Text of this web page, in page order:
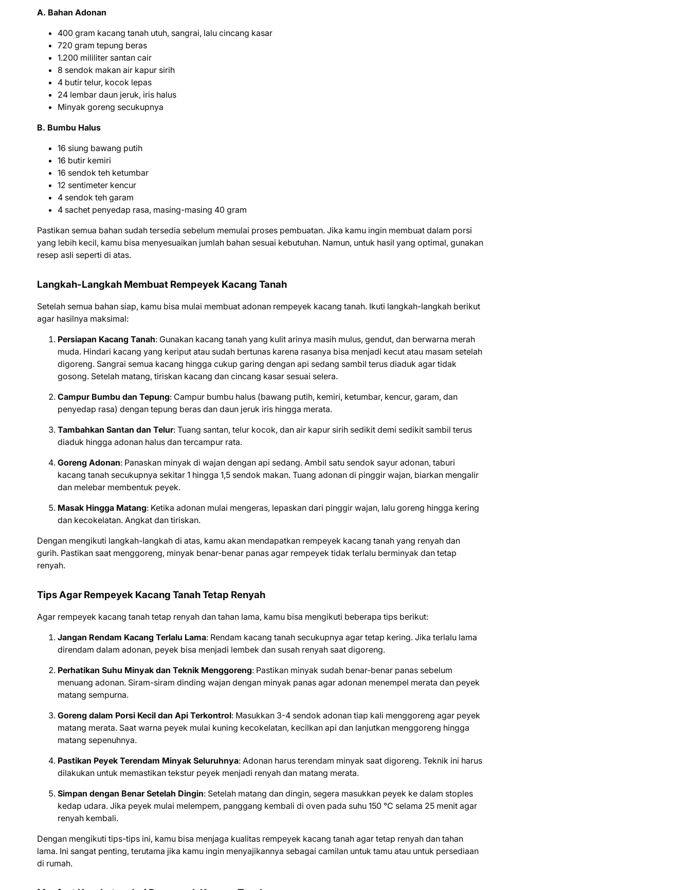
A. Bahan Adonan
400 gram kacang tanah utuh, sangrai, lalu cincang kasar
720 gram tepung beras
1.200 mililiter santan cair
8 sendok makan air kapur sirih
4 butir telur, kocok lepas
24 lembar daun jeruk, iris halus
Minyak goreng secukupnya
B. Bumbu Halus
16 siung bawang putih
16 butir kemiri
16 sendok teh ketumbar
12 sentimeter kencur
4 sendok teh garam
4 sachet penyedap rasa, masing-masing 40 gram
Pastikan semua bahan sudah tersedia sebelum memulai proses pembuatan. Jika kamu ingin membuat dalam porsi
yang lebih kecil, kamu bisa menyesuaikan jumlah bahan sesuai kebutuhan. Namun, untuk hasil yang optimal, gunakan
resep asli seperti di atas.
Langkah-Langkah Membuat Rempeyek Kacang Tanah
Setelah semua bahan siap, kamu bisa mulai membuat adonan rempeyek kacang tanah. Ikuti langkah-langkah berikut
agar hasilnya maksimal:
Persiapan Kacang Tanah: Gunakan kacang tanah yang kulit arinya masih mulus, gendut, dan berwarna merah
muda. Hindari kacang yang keriput atau sudah bertunas karena rasanya bisa menjadi kecut atau masam setelah
digoreng. Sangrai semua kacang hingga cukup garing dengan api sedang sambil terus diaduk agar tidak
gosong. Setelah matang, tiriskan kacang dan cincang kasar sesuai selera.
Campur Bumbu dan Tepung: Campur bumbu halus (bawang putih, kemiri, ketumbar, kencur, garam, dan
penyedap rasa) dengan tepung beras dan daun jeruk iris hingga merata.
Tambahkan Santan dan Telur: Tuang santan, telur kocok, dan air kapur sirih sedikit demi sedikit sambil terus
diaduk hingga adonan halus dan tercampur rata.
Goreng Adonan: Panaskan minyak di wajan dengan api sedang. Ambil satu sendok sayur adonan, taburi
kacang tanah secukupnya sekitar 1 hingga 1,5 sendok makan. Tuang adonan di pinggir wajan, biarkan mengalir
dan melebar membentuk peyek.
Masak Hingga Matang: Ketika adonan mulai mengeras, lepaskan dari pinggir wajan, lalu goreng hingga kering
dan kecokelatan. Angkat dan tiriskan.
Dengan mengikuti langkah-langkah di atas, kamu akan mendapatkan rempeyek kacang tanah yang renyah dan
gurih. Pastikan saat menggoreng, minyak benar-benar panas agar rempeyek tidak terlalu berminyak dan tetap
renyah.
Tips Agar Rempeyek Kacang Tanah Tetap Renyah
Agar rempeyek kacang tanah tetap renyah dan tahan lama, kamu bisa mengikuti beberapa tips berikut:
Jangan Rendam Kacang Terlalu Lama: Rendam kacang tanah secukupnya agar tetap kering. Jika terlalu lama
direndam dalam adonan, peyek bisa menjadi lembek dan susah renyah saat digoreng.
Perhatikan Suhu Minyak dan Teknik Menggoreng: Pastikan minyak sudah benar-benar panas sebelum
menuang adonan. Siram-siram dinding wajan dengan minyak panas agar adonan menempel merata dan peyek
matang sempurna.
Goreng dalam Porsi Kecil dan Api Terkontrol: Masukkan 3-4 sendok adonan tiap kali menggoreng agar peyek
matang merata. Saat warna peyek mulai kuning kecokelatan, kecilkan api dan lanjutkan menggoreng hingga
matang sepenuhnya.
Pastikan Peyek Terendam Minyak Seluruhnya: Adonan harus terendam minyak saat digoreng. Teknik ini harus
dilakukan untuk memastikan tekstur peyek menjadi renyah dan matang merata.
Simpan dengan Benar Setelah Dingin: Setelah matang dan dingin, segera masukkan peyek ke dalam stoples
kedap udara. Jika peyek mulai melempem, panggang kembali di oven pada suhu 150 °C selama 25 menit agar
renyah kembali.
Dengan mengikuti tips-tips ini, kamu bisa menjaga kualitas rempeyek kacang tanah agar tetap renyah dan tahan
lama. Ini sangat penting, terutama jika kamu ingin menyajikannya sebagai camilan untuk tamu atau untuk persediaan
di rumah.